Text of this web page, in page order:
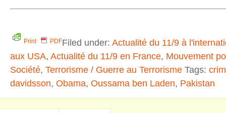
Print PDFFiled under: Actualité du 11/9 à
aux USA, Actualité du 11/9 en France, Mouvement
Société, Terrorisme / Guerre au Terrorisme Tags:
davidsson, Obama, Oussama ben Laden, Pakistan